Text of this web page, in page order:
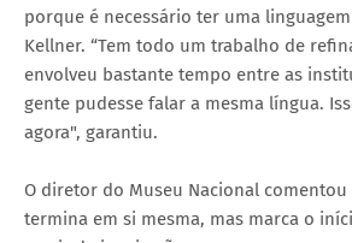
porque é necessário ter uma
Kellner. “Tem todo um trabalho de
envolveu bastante tempo entre as
gente pudesse falar a mesma língua.
agora", garantiu.
O diretor do Museu Nacional
termina em si mesma, mas marca o